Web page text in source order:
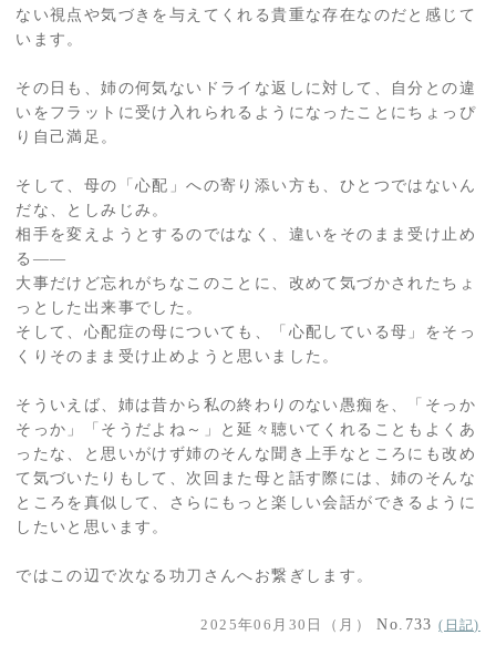
ない視点や気づきを与えてくれる貴重な存在なのだと感じて
います。
その日も、姉の何気ないドライな返しに対して、自分との違
いをフラットに受け入れられるようになったことにちょっぴ
り自己満足。
そして、母の「心配」への寄り添い方も、ひとつではないん
だな、としみじみ。
相手を変えようとするのではなく、違いをそのまま受け止め
る――
大事だけど忘れがちなこのことに、改めて気づかされたちょ
っとした出来事でした。
そして、心配症の母についても、「心配している母」をそっ
くりそのまま受け止めようと思いました。
そういえば、姉は昔から私の終わりのない愚痴を、「そっか
そっか」「そうだよね～」と延々聴いてくれることもよくあ
ったな、と思いがけず姉のそんな聞き上手なところにも改め
て気づいたりもして、次回また母と話す際には、姉のそんな
ところを真似して、さらにもっと楽しい会話ができるように
したいと思います。
ではこの辺で次なる功刀さんへお繋ぎします。
2025年06月30日（月） No.733(日記)